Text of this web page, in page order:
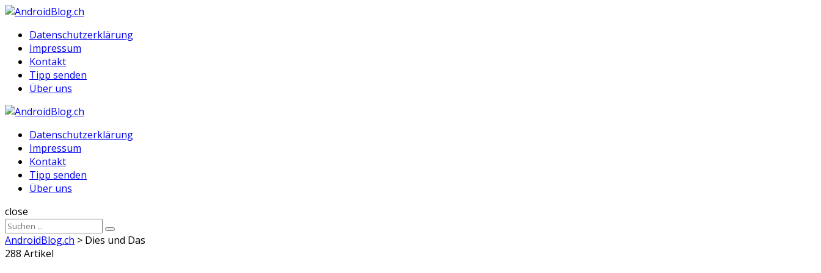
Menu
MenuDatenschutzerklärung
Impressum
Kontakt
Tipp senden
Über uns
Datenschutzerklärung
Impressum
Kontakt
Tipp senden
Über uns
Suche
close
Sucheergebnisse
für
Suche
AndroidBlog.ch > Dies und Das
288 Artikel